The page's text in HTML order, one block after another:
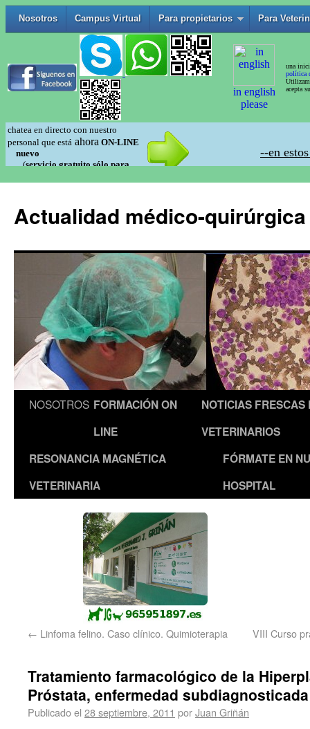
Actualidad médico-
NOSOTROS FORMACIÓN ON
LINE
NOTICIAS FRESCAS
VETERINARIOS
RESONANCIA MAGNÉTICA
VETERINARIA
FÓRMATE EN
HOSPITAL
← Linfoma felino. Caso clínico. Quimioterapia VIII Curso
Tratamiento farmacológico de la
Próstata, enfermedad subdiagnosticada
Publicado el 28 septiembre, 2011 porJuan Griñán